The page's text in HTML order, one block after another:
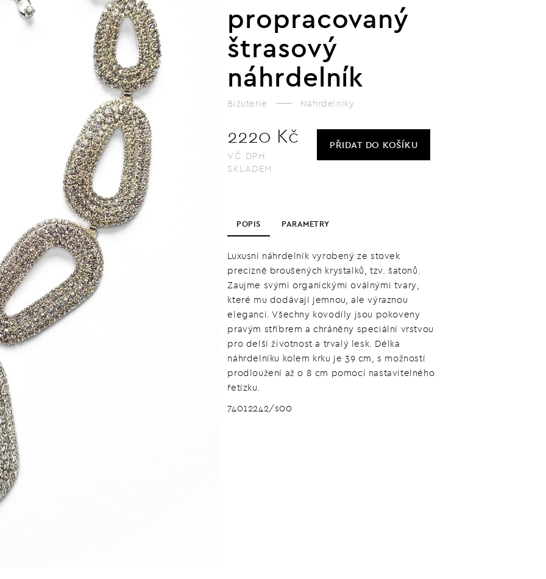
propracovaný
štrasový
náhrdelník
Bižuterie Náhrdelníky
2220 Kč
VČ.DPH
SKLADEM
PŘIDATDO KOŠÍKU
POPIS PARAMETRY
Luxusní náhrdelník vyrobený ze stovek
precizně broušených krystalků, tzv. šatonů.
Zaujme svými organickými oválnými tvary,
které mu dodávají jemnou, ale výraznou
eleganci. Všechny kovodíly jsou pokoveny
pravým stříbrem a chráněny speciální vrstvou
pro delší životnost a trvalý lesk. Délka
náhrdelníku kolem krku je 39 cm, s možností
prodloužení až o 8 cm pomocí nastavitelného
řetízku.
74012242/s00